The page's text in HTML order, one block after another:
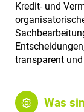
Kredit- und
transparent
Was